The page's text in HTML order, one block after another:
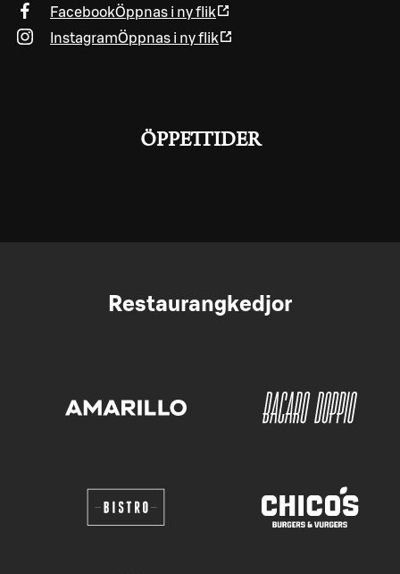
FacebookÖppnas i ny flik
InstagramÖppnas i ny flik
ÖPPETTIDER
Restaurangkedjor